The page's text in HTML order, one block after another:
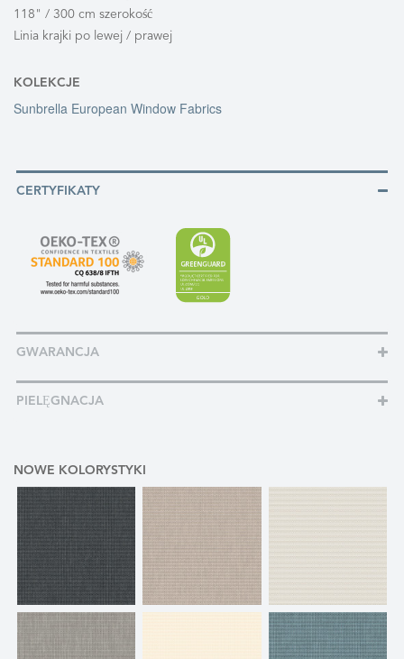
118" / 300 cm szerokość
Linia krajki po lewej / prawej
KOLEKCJE
Sunbrella European Window Fabrics
CERTYFIKATY
GWARANCJA
PIELĘGNACJA
NOWE KOLORYSTYKI